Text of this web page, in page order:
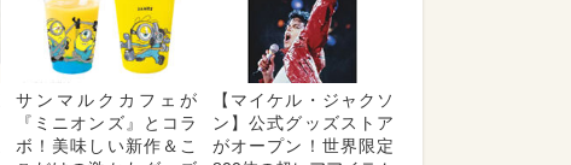
サンマルクカフェが
『ミニオンズ』とコラ
ボ！美味しい新作＆こ
【マイケル・ジャクソ
ン】公式グッズストア
がオープン！世界限定